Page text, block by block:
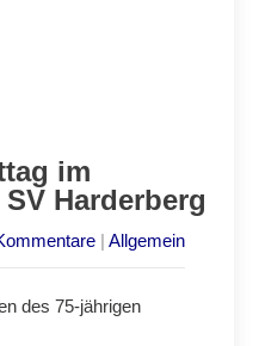
im
Harderberg
| Allgemein
des 75-jährigen